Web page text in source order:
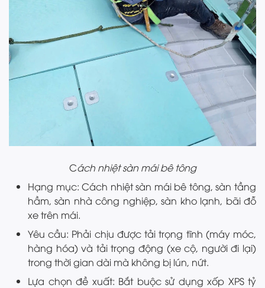
Cách nhiệt sàn mái bê tông
Hạng mục: Cách nhiệt sàn mái bê tông, sàn tầng
hầm, sàn nhà công nghiệp, sàn kho lạnh, bãi đỗ
xe trên mái.
Yêu cầu: Phải chịu được tải trọng tĩnh (máy móc,
hàng hóa) và tải trọng động (xe cộ, người đi lại)
trong thời gian dài mà không bị lún, nứt.
Lựa chọn đề xuất: Bắt buộc sử dụng xốp XPS tỷ